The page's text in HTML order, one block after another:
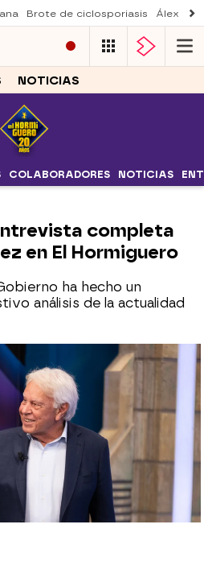
Brote de ciclosporiasis Álex
NOTICIAS
COLABORADORES NOTICIAS
completa
en El Hormiguero
ha hecho un
análisis de la actualidad
Ferreira
mayo de 2025, 23:23